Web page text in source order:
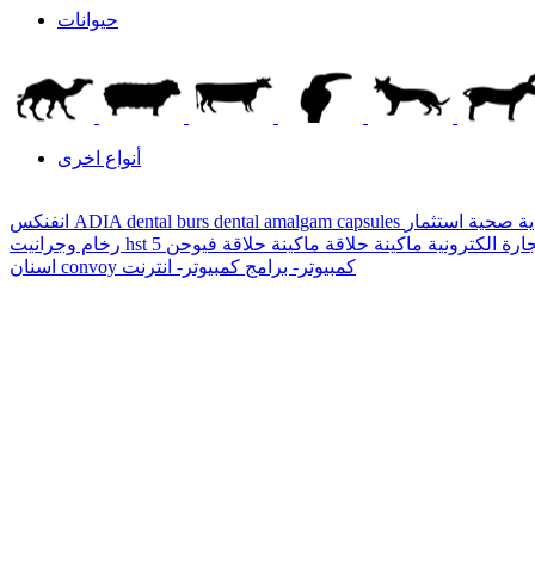
حيوانات
أنواع اخرى
ADIA dental burs dental amalgam capsules
صحية
hst الكترونية ماكينة حلاقة
convoy كمبيوتر- برامج كمبيوتر- انترنت